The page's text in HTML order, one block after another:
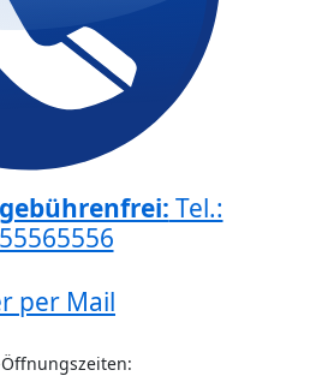
Tel.:
per Mail